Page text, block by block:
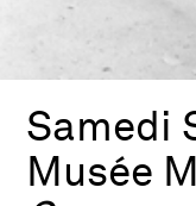
Samedi
Musée